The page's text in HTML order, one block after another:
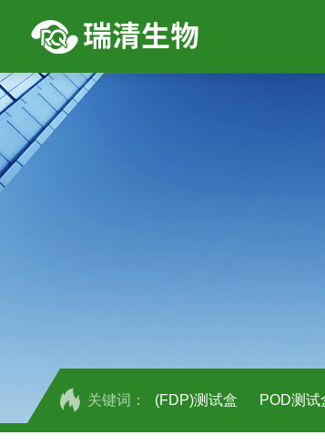
关键词： (FDP)测试盒 POD测试